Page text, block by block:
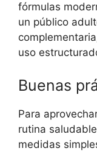
fórmulas
un público
uso
Buenas
Para
rutina
medidas